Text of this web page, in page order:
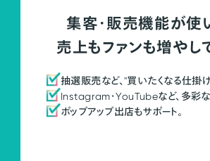
集客・販売機能が使
売上もファンも増やし
抽選販売など、"買いたくなる仕掛
Instagram・YouTubeなど、多彩な
ポップアップ出店もサポート。